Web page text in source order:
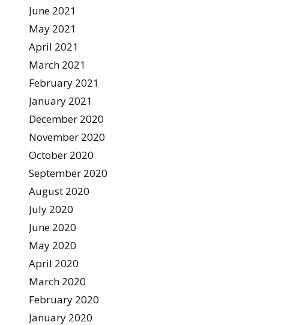
June 2021
May 2021
April 2021
March 2021
February 2021
January 2021
December 2020
November 2020
October 2020
September 2020
August 2020
July 2020
June 2020
May 2020
April 2020
March 2020
February 2020
January 2020